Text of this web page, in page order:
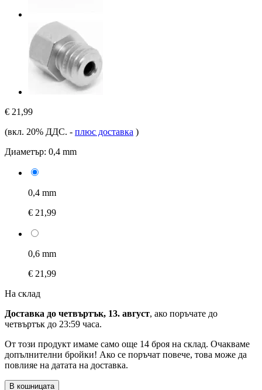
€ 21,99
(вкл. 20% ДДС. - плюс доставка )
Диаметър: 0,4 mm
0,4 mm
€ 21,99
0,6 mm
€ 21,99
На склад
Доставка до четвъртък, 13. август, ако поръчате до
четвъртък до 23:59 часа.
От този продукт имаме само още 14 броя на склад. Очакваме
допълнителни бройки! Ако се поръчат повече, това може да
повлияе на датата на доставка.
В кошницата